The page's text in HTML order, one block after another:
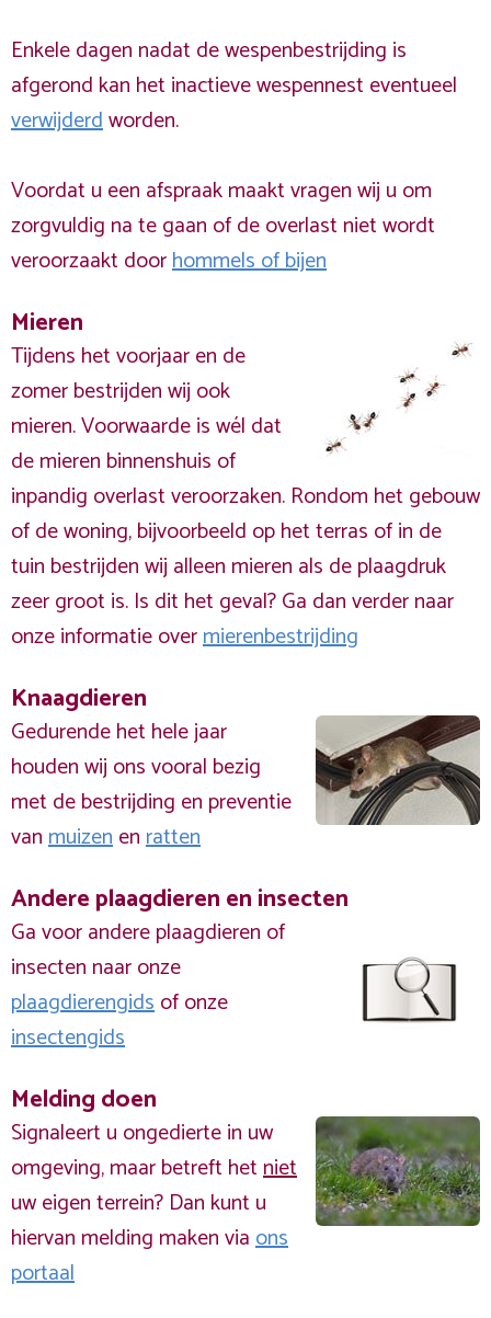
Enkele dagen nadat de wespenbestrijding is
afgerond kan het inactieve wespennest eventueel
verwijderdworden.
Voordat u een afspraak maakt vragen wij u om
zorgvuldig na te gaan of de overlast niet wordt
veroorzaakt doorhommels of bijen
Mieren
Tijdens het voorjaar en de
zomer bestrijden wij ook
mieren. Voorwaarde is wél dat
de mieren binnenshuis of
inpandig overlast veroorzaken. Rondom het gebouw
of de woning, bijvoorbeeld op het terras of in de
tuin bestrijden wij alleen mieren als de plaagdruk
zeer groot is. Is dit het geval? Ga dan verder naar
onze informatie overmierenbestrijding
Knaagdieren
Gedurende het hele jaar
houden wij ons vooral bezig
met de bestrijding en preventie
vanmuizenenratten
Andere plaagdieren en insecten
Ga voor andere plaagdieren of
insecten naar onze
plaagdierengidsof onze
insectengids
Melding doen
Signaleert u ongedierte in uw
omgeving, maar betreft hetniet
uw eigen terrein? Dan kunt u
hiervan melding maken viaons
portaal